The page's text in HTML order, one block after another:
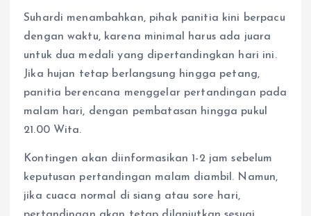
Suhardi menambahkan, pihak panitia kini berpacu
dengan waktu, karena minimal harus ada juara
untuk dua medali yang dipertandingkan hari ini.
Jika hujan tetap berlangsung hingga petang,
panitia berencana menggelar pertandingan pada
malam hari, dengan pembatasan hingga pukul
21.00 Wita.
Kontingen akan diinformasikan 1-2 jam sebelum
keputusan pertandingan malam diambil. Namun,
jika cuaca normal di siang atau sore hari,